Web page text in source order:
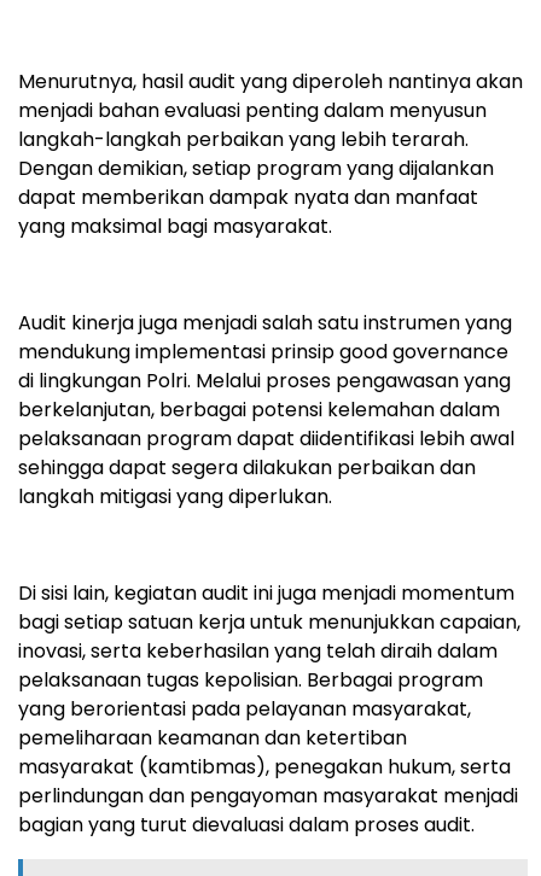
Menurutnya, hasil audit yang diperoleh nantinya akan
menjadi bahan evaluasi penting dalam menyusun
langkah-langkah perbaikan yang lebih terarah.
Dengan demikian, setiap program yang dijalankan
dapat memberikan dampak nyata dan manfaat
yang maksimal bagi masyarakat.
Audit kinerja juga menjadi salah satu instrumen yang
mendukung implementasi prinsip good governance
di lingkungan Polri. Melalui proses pengawasan yang
berkelanjutan, berbagai potensi kelemahan dalam
pelaksanaan program dapat diidentifikasi lebih awal
sehingga dapat segera dilakukan perbaikan dan
langkah mitigasi yang diperlukan.
Di sisi lain, kegiatan audit ini juga menjadi momentum
bagi setiap satuan kerja untuk menunjukkan capaian,
inovasi, serta keberhasilan yang telah diraih dalam
pelaksanaan tugas kepolisian. Berbagai program
yang berorientasi pada pelayanan masyarakat,
pemeliharaan keamanan dan ketertiban
masyarakat (kamtibmas), penegakan hukum, serta
perlindungan dan pengayoman masyarakat menjadi
bagian yang turut dievaluasi dalam proses audit.